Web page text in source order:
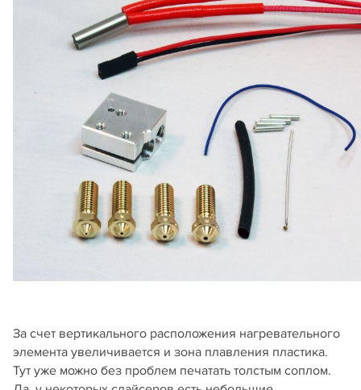
За счет вертикального расположения нагревательного
элемента увеличивается и зона плавления пластика.
Тут уже можно без проблем печатать толстым соплом.